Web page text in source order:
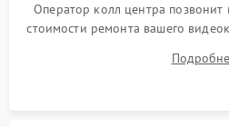
Оператор колл центра
стоимости ремонта вашего